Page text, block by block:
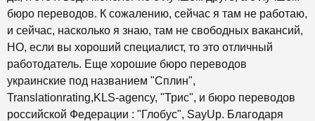
бюро переводов. К сожалению, сейчас я там не работаю,
и сейчас, насколько я знаю, там не свободных вакансий,
НО, если вы хороший специалист, то это отличный
работодатель. Еще хорошие бюро переводов
украинские под названием "Сплин",
Translationrating,KLS-agency, "Трис", и бюро переводов
российской Федерации : "Глобус", SayUp. Благодаря